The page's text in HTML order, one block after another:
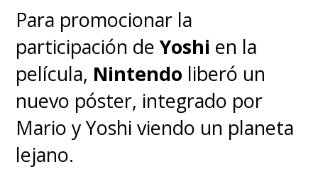
Para promocionar la
participación deYoshi en la
película, Nintendo liberó un
nuevo póster, integrado por
Mario y Yoshi viendo un planeta
lejano.